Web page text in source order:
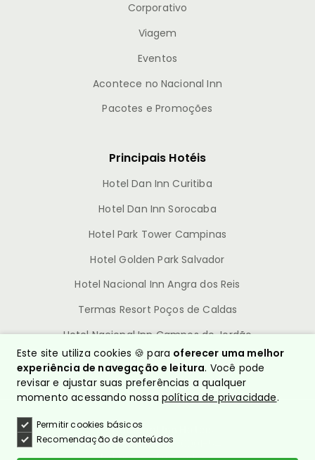
Corporativo
Viagem
Eventos
Acontece no Nacional Inn
Pacotes e Promoções
Principais Hotéis
Hotel Dan Inn Curitiba
Hotel Dan Inn Sorocaba
Hotel Park Tower Campinas
Hotel Golden Park Salvador
Hotel Nacional Inn Angra dos Reis
Termas Resort Poços de Caldas
Hotel Nacional Inn Campos do Jordão
© Nacional Inn Hotéis
CNPJ: 10.628.960/0001-54
Este site utiliza cookies 🍪 para oferecer uma melhor
experiência de navegação e leitura. Você pode
revisar e ajustar suas preferências a qualquer
momento acessando nossa política de privacidade.
Permitir cookies básicos
Recomendação de conteúdos